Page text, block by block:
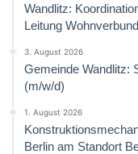
Wandlitz:
Leitung
3. August 2026
Gemeinde Wandlitz:
(m/w/d)
1. August 2026
Berlin am Standort